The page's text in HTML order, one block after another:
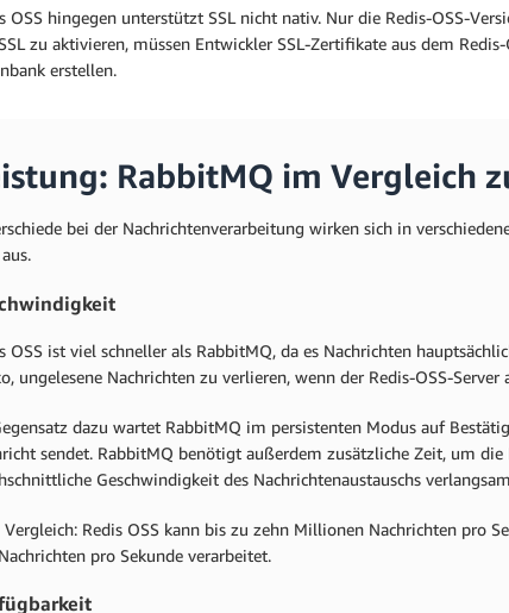
OSS hingegen unterstützt SSL nicht nativ. Nur die Redis-OSS-
zu aktivieren, müssen Entwickler SSL-Zertifikate aus dem
erstellen.
RabbitMQ im Vergleich
bei der Nachrichtenverarbeitung wirken sich in
OSS ist viel schneller als RabbitMQ, da es Nachrichten
ungelesene Nachrichten zu verlieren, wenn der Redis-OSS-Server
dazu wartet RabbitMQ im persistenten Modus auf
sendet. RabbitMQ benötigt außerdem zusätzliche Zeit, um
Geschwindigkeit des Nachrichtenaustauschs
Redis OSS kann bis zu zehn Millionen Nachrichten pro
pro Sekunde verarbeitet.